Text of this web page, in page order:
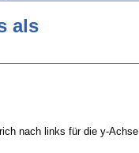
als
nach links für die y-Achse